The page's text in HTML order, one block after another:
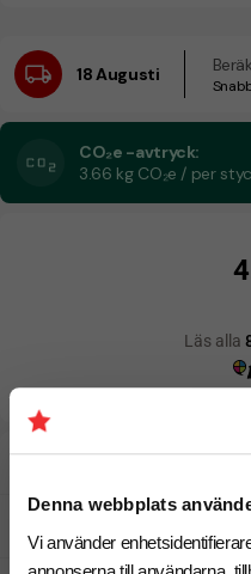
Denna webbplats
Vi använder
18 Augusti
CO₂e -avtryck:
3.66 kg CO₂e / per